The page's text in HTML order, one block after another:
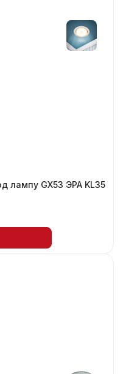
лампу GX53 ЭРА KL35